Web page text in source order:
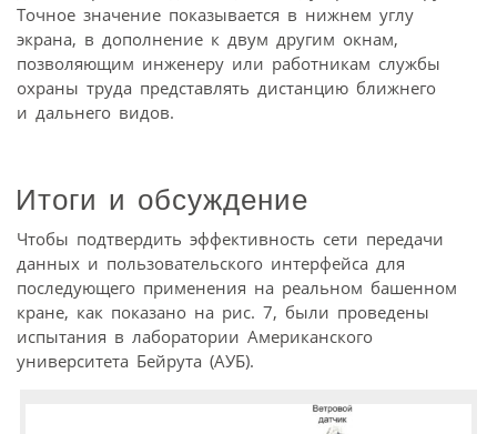
Точное значение показывается в нижнем углу
экрана, в дополнение к двум другим окнам,
позволяющим инженеру или работникам службы
охраны труда представлять дистанцию ближнего
и дальнего видов.
Итоги и обсуждение
Чтобы подтвердить эффективность сети передачи
данных и пользовательского интерфейса для
последующего применения на реальном башенном
кране, как показано на рис. 7, были проведены
испытания в лаборатории Американского
университета Бейрута (АУБ).